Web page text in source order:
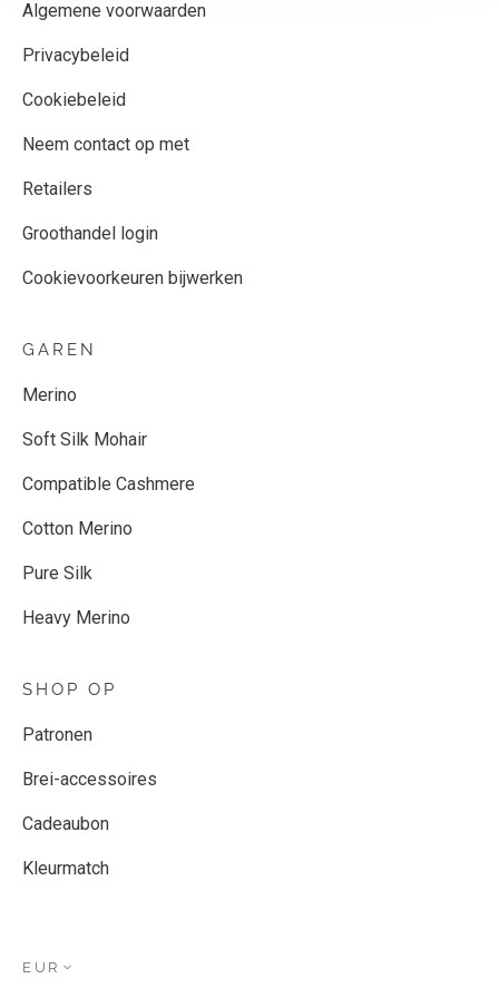
Algemene voorwaarden
Privacybeleid
Cookiebeleid
Neem contact op met
Retailers
Groothandel login
Cookievoorkeuren bijwerken
GAREN
Merino
Soft Silk Mohair
Compatible Cashmere
Cotton Merino
Pure Silk
Heavy Merino
SHOP OP
Patronen
Brei-accessoires
Cadeaubon
Kleurmatch
EUR